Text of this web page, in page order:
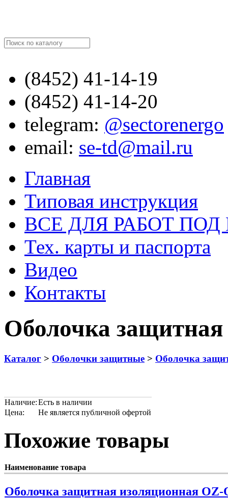
(8452) 41-14-19
(8452) 41-14-20
telegram: @sectorenergo
email: se-td@mail.ru
Главная
Типовая инструкция
ВСЕ ДЛЯ РАБОТ
Тех. карты и паспорта
Видео
Контакты
Оболочка
Каталог > Оболочки защитные > Оболочка
Наличие:Есть в наличии
Цена:
Не является публичной офертой
Похожие товары
Наименование товара
Оболочка защитная изоляционная OZ-